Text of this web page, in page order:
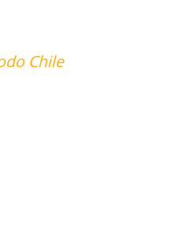
Chile